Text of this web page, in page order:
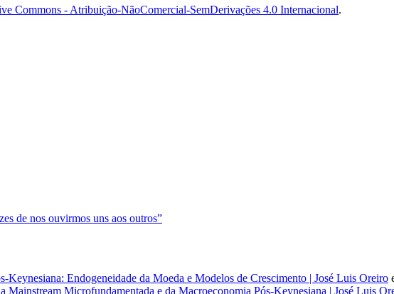
Commons - Atribuição-NãoComercial-SemDerivações 4.0 Internacional.
de nos ouvirmos uns aos outros”
Keynesiana: Endogeneidade da Moeda e Modelos de Crescimento | José Luis Oreiro
Mainstream Microfundamentada e da Macroeconomia Pós-Keynesiana | José Luis